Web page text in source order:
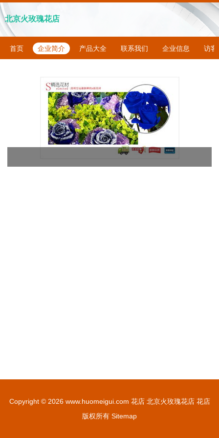
北京火玫瑰花店
首页 企业简介 产品大全 联系我们 企业信息 访客
Copyright © 2026 www.huomeigui.com 花店 北京火玫瑰花店 花店
版权所有 Sitemap